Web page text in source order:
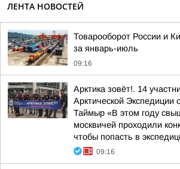
ЛЕНТА НОВОСТЕЙ
Товарооборот России и
за январь-июль
09:16
Арктика зовёт!. 14
Арктической Экспедиции
Таймыр «В этом году
москвичей проходили
чтобы попасть в
09:16